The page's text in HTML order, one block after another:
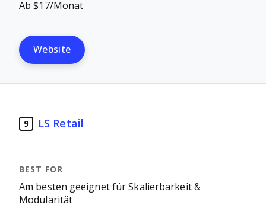
Ab $17/Monat
Website
9 LS Retail
Am besten geeignet für Skalierbarkeit &
Modularität